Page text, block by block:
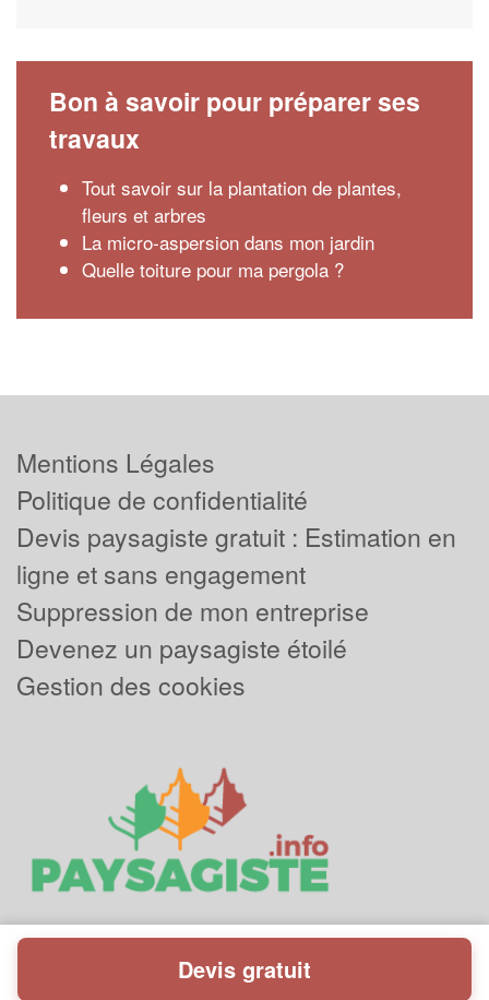
Bon à savoir pour préparer ses
travaux
Tout savoir sur la plantation de plantes,
fleurs et arbres
La micro-aspersion dans mon jardin
Quelle toiture pour ma pergola ?
Mentions Légales
Politique de confidentialité
Devis paysagiste gratuit : Estimation en
ligne et sans engagement
Suppression de mon entreprise
Devenez un paysagiste étoilé
Gestion des cookies
Powered byPlus que pro
Devis gratuit